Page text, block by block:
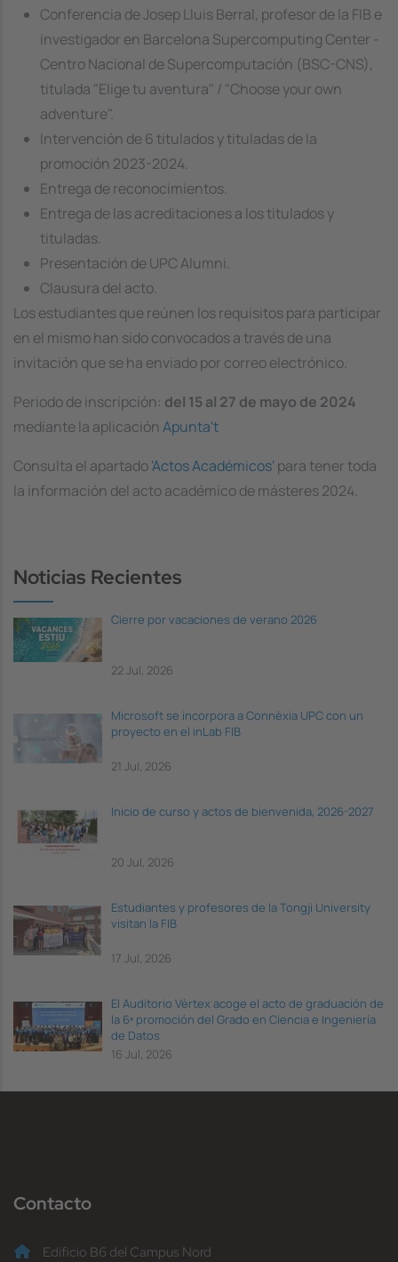
Conferencia de Josep Lluis Berral, profesor de la FIB e
investigador en Barcelona Supercomputing Center -
Centro Nacional de Supercomputación (BSC-CNS),
titulada "Elige tu aventura" / "Choose your own
adventure".
Intervención de 6 titulados y tituladas de la
promoción 2023-2024.
Entrega de reconocimientos.
Entrega de las acreditaciones a los titulados y
tituladas.
Presentación de UPC Alumni.
Clausura del acto.
Los estudiantes que reúnen los requisitos para participar
en el mismo han sido convocados a través de una
invitación que se ha enviado por correo electrónico.
Periodo de inscripción: del 15 al 27 de mayo de 2024
mediante la aplicación Apunta't
Consulta el apartado'Actos Académicos' para tener toda
la información del acto académico de másteres 2024.
Noticias Recientes
Cierre por vacaciones de verano 2026
22 Jul, 2026
Microsoft se incorpora a Connèxia UPC con un
proyecto en el inLab FIB
21 Jul, 2026
Inicio de curso y actos de bienvenida, 2026-2027
20 Jul, 2026
Estudiantes y profesores de la Tongji University
visitan la FIB
17 Jul, 2026
El Auditorio Vèrtex acoge el acto de graduación de
la 6ª promoción del Grado en Ciencia e Ingeniería
de Datos
16 Jul, 2026
Contacto
Edificio B6 del Campus Nord